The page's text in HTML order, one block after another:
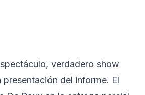
verdadero show
del informe. El